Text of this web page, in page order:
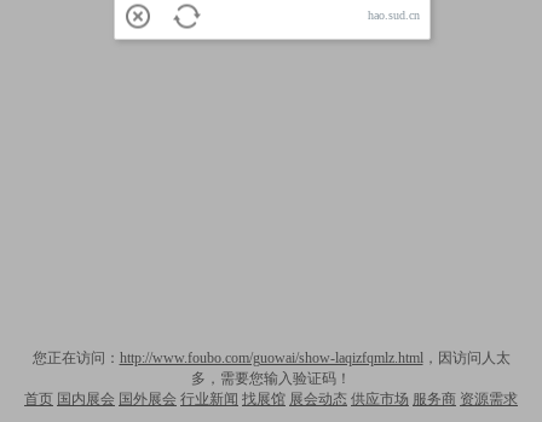
您正在访问： http://www.foubo.com/guowai/show-laqizfqmlz.html，因访问人太
多，需要您输入验证码！
首页 国内展会 国外展会 行业新闻 找展馆 展会动态 供应市场 服务商 资源需求
hao.sud.cn